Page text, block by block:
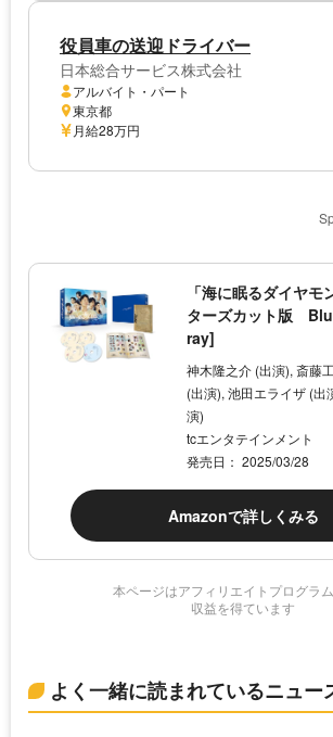
役員車の送迎ドライバー
日本総合サービス株式会社
アルバイト・パート
東京都
月給28万円
「海に眠るダイヤモ
ターズカット版
ray]
神木隆之介 (出演), 斎藤
(出演), 池田エライザ (出
演)
tcエンタテインメント
発売日： 2025/03/28
Amazonで詳しくみる
本ページはアフィリエイトプログラ
収益を得ています
よく一緒に読まれているニュー